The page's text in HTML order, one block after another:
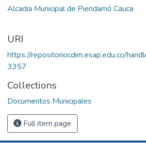
Alcadia Municipal de Piendamó Cauca
URI
https://repositoriocdim.esap.edu.co/
3357
Collections
Documentos Municipales
Full item page